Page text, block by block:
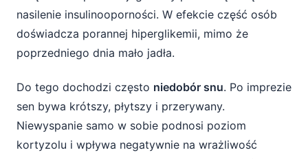
nasilenie insulinooporności. W efekcie część osób
doświadcza porannej hiperglikemii, mimo że
poprzedniego dnia mało jadła.
Do tego dochodzi często niedobór snu. Po imprezie
sen bywa krótszy, płytszy i przerywany.
Niewyspanie samo w sobie podnosi poziom
kortyzolu i wpływa negatywnie na wrażliwość